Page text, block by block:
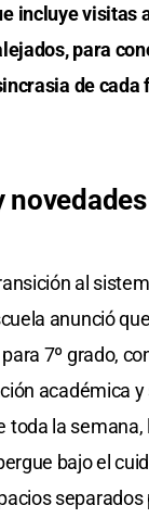
incluye visitas
para
de cada
al
anunció
7º grado,
académica y
toda la
bajo el
separados